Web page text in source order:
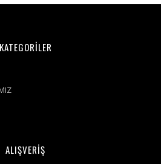
KATEGORİLER
ALIŞVERİŞ